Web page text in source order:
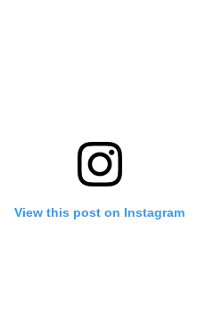
View this post on Instagram